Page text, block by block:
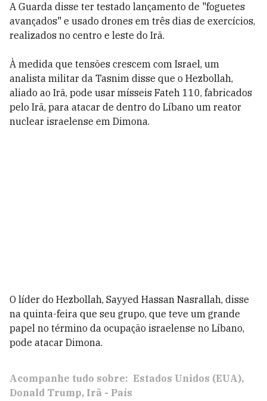
A Guarda disse ter testado lançamento de "foguetes
avançados" e usado drones em três dias de exercícios,
realizados no centro e leste do Irã.
À medida que tensões crescem com Israel, um
analista militar da Tasnim disse que o Hezbollah,
aliado ao Irã, pode usar mísseis Fateh 110, fabricados
pelo Irã, para atacar de dentro do Líbano um reator
nuclear israelense em Dimona.
O líder do Hezbollah, Sayyed Hassan Nasrallah, disse
na quinta-feira que seu grupo, que teve um grande
papel no término da ocupação israelense no Líbano,
pode atacar Dimona.
Acompanhe tudo sobre: Estados Unidos (EUA)
Donald Trump Irã - País